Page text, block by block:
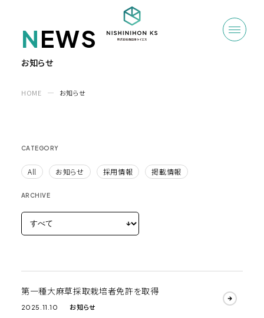
NEWS
お知らせ
HOME お知らせ
CATEGORY
All お知らせ 採用情報 掲載情報
ARCHIVE
第一種大麻草採取栽培者免許を取得
2025.11.10 お知らせ